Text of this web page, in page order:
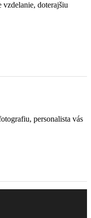
doterajšiu
personalista vás